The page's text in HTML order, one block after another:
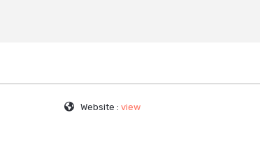
Website : view